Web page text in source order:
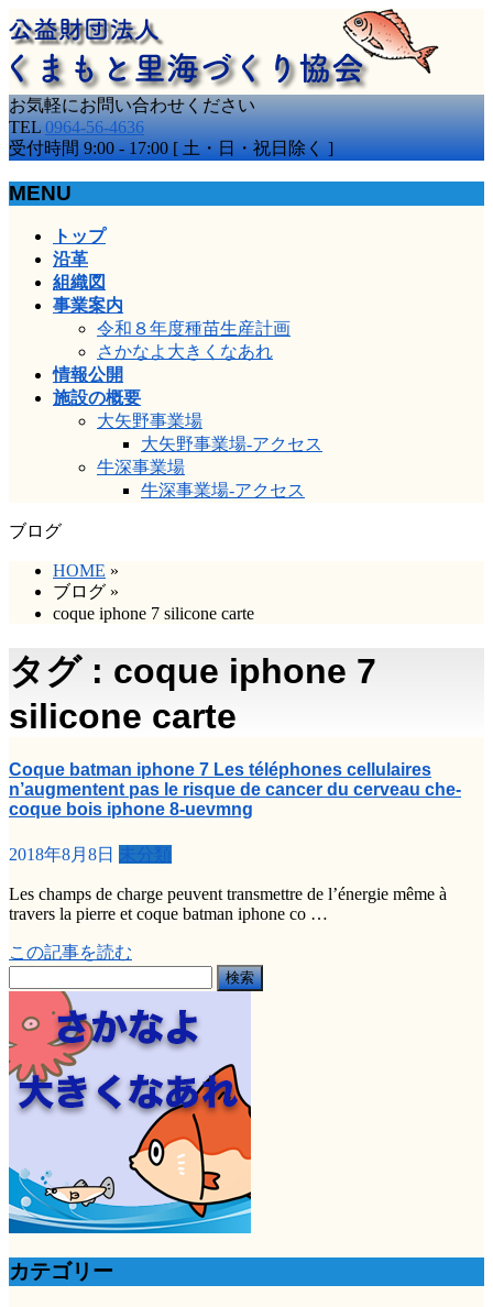
お気軽にお問い合わせください
TEL 0964-56-4636
受付時間 9:00 - 17:00 [ 土・日・祝日除く ]
MENU
トップ
沿革
組織図
事業案内
令和８年度種苗生産計画
さかなよ大きくなあれ
情報公開
施設の概要
大矢野事業場
大矢野事業場-アクセス
牛深事業場
牛深事業場-アクセス
ブログ
HOME »
ブログ »
coque iphone 7 silicone carte
タグ : coque iphone 7
silicone carte
Coque batman iphone 7 Les téléphones cellulaires
n’augmentent pas le risque de cancer du cerveau che-
coque bois iphone 8-uevmng
2018年8月8日 未分類
Les champs de charge peuvent transmettre de l’énergie même à
travers la pierre et coque batman iphone co …
この記事を読む
索:
カテゴリー